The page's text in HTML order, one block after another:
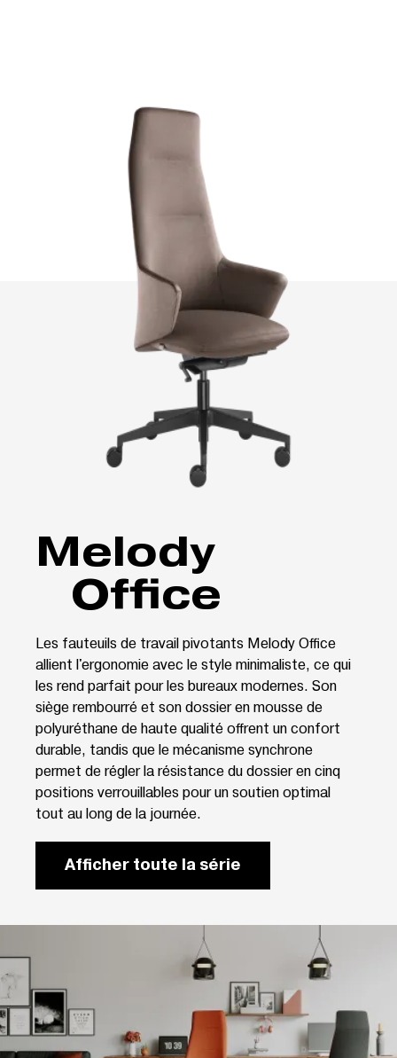
Melody
Office
Les fauteuils de travail pivotants Melody Office
allient l'ergonomie avec le style minimaliste, ce qui
les rend parfait pour les bureaux modernes. Son
siège rembourré et son dossier en mousse de
polyuréthane de haute qualité offrent un confort
durable, tandis que le mécanisme synchrone
permet de régler la résistance du dossier en cinq
positions verrouillables pour un soutien optimal
tout au long de la journée.
Afficher toute la série